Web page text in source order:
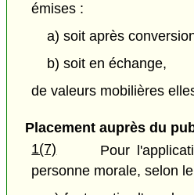
émises :
a) soit après
b) soit en échange,
de valeurs mobilières
Placement auprès du
1(7)
Pour
personne morale, selon